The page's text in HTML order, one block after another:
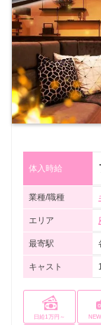
体入時給
業種/職種
エリア
最寄駅
キャスト
日給1万円～